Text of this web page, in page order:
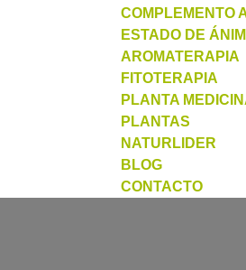
COMPLEMENTO
ESTADO DE
AROMATERAPIA
FITOTERAPIA
PLANTA
PLANTAS
NATURLIDER
BLOG
CONTACTO